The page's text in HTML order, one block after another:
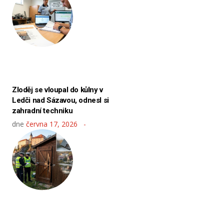
Zloděj se vloupal do kůlny v
Ledči nad Sázavou, odnesl si
zahradní techniku
dne června 17, 2026